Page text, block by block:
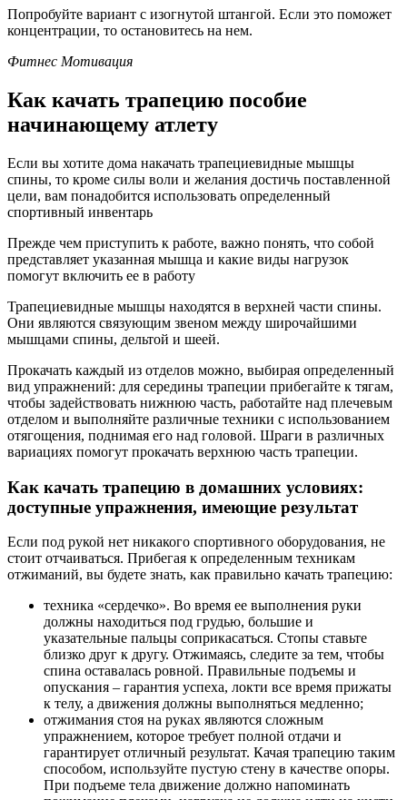
Попробуйте вариант с изогнутой штангой. Если это поможет
концентрации, то остановитесь на нем.
Фитнес Мотивация
Как качать трапецию пособие
начинающему атлету
Если вы хотите дома накачать трапециевидные мышцы
спины, то кроме силы воли и желания достичь поставленной
цели, вам понадобится использовать определенный
спортивный инвентарь
Прежде чем приступить к работе, важно понять, что собой
представляет указанная мышца и какие виды нагрузок
помогут включить ее в работу
Трапециевидные мышцы находятся в верхней части спины.
Они являются связующим звеном между широчайшими
мышцами спины, дельтой и шеей.
Прокачать каждый из отделов можно, выбирая определенный
вид упражнений: для середины трапеции прибегайте к тягам,
чтобы задействовать нижнюю часть, работайте над плечевым
отделом и выполняйте различные техники с использованием
отягощения, поднимая его над головой. Шраги в различных
вариациях помогут прокачать верхнюю часть трапеции.
Как качать трапецию в домашних условиях:
доступные упражнения, имеющие результат
Если под рукой нет никакого спортивного оборудования, не
стоит отчаиваться. Прибегая к определенным техникам
отжиманий, вы будете знать, как правильно качать трапецию:
техника «сердечко». Во время ее выполнения руки
должны находиться под грудью, большие и
указательные пальцы соприкасаться. Стопы ставьте
близко друг к другу. Отжимаясь, следите за тем, чтобы
спина оставалась ровной. Правильные подъемы и
опускания – гарантия успеха, локти все время прижаты
к телу, а движения должны выполняться медленно;
отжимания стоя на руках являются сложным
упражнением, которое требует полной отдачи и
гарантирует отличный результат. Качая трапецию таким
способом, используйте пустую стену в качестве опоры.
При подъеме тела движение должно напоминать